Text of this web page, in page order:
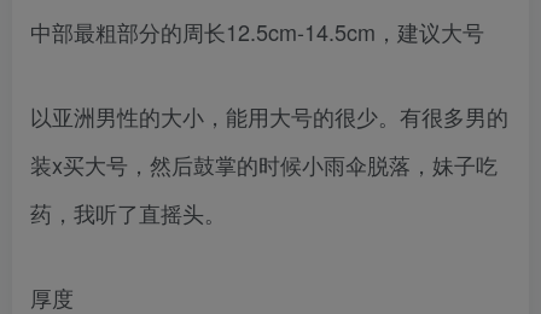
中部最粗部分的周长12.5cm-14.5cm，建议大号
以亚洲男性的大小，能用大号的很少。有很多男的
装x买大号，然后鼓掌的时候小雨伞脱落，妹子吃
药，我听了直摇头。
厚度